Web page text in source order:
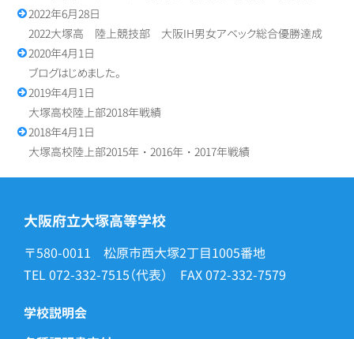
2022年6月28日
2022大塚高 陸上競技部 大阪IH男女アベック総合優勝達成
2020年4月1日
ブログはじめました。
2019年4月1日
大塚高校陸上部2018年戦績
2018年4月1日
大塚高校陸上部2015年・2016年・2017年戦績
大阪府立大塚高等学校
〒580-0011 松原市西大塚2丁目1005番地
TEL072-332-7515（代表） FAX072-332-7579
学校説明会